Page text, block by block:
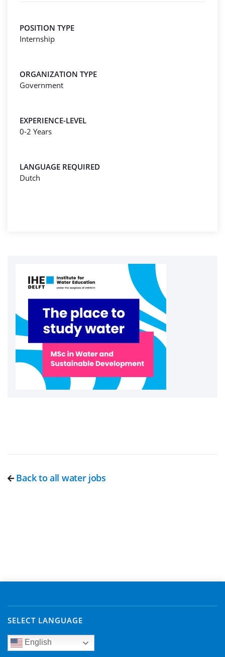
POSITION TYPE
Internship
ORGANIZATION TYPE
Government
EXPERIENCE-LEVEL
0-2 Years
LANGUAGE REQUIRED
Dutch
Back to all water jobs
SELECT LANGUAGE
English